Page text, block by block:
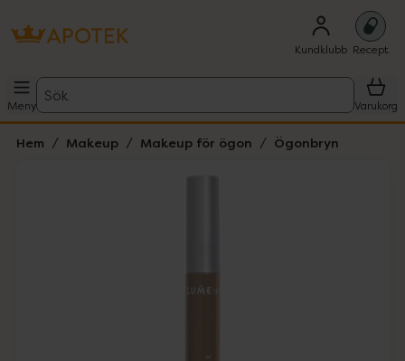
Kundklubb Recept
Meny
Sök
Varukorg
Hem Makeup Makeup för ögon Ögonbryn